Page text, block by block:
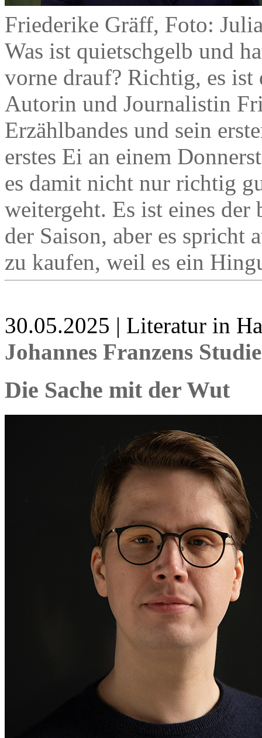
Friederike Gräff, Foto:
Was ist quietschgelb und
vorne drauf? Richtig, es ist
Autorin und Journalistin
Erzählbandes und sein
erstes Ei an einem
es damit nicht nur richtig
weitergeht. Es ist eines der
der Saison, aber es spricht
zu kaufen, weil es ein
30.05.2025 | Literatur in
Johannes Franzens
Die Sache mit der Wut